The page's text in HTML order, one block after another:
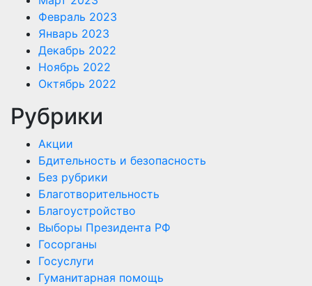
Февраль 2023
Январь 2023
Декабрь 2022
Ноябрь 2022
Октябрь 2022
Рубрики
Акции
Бдительность и безопасность
Без рубрики
Благотворительность
Благоустройство
Выборы Президента РФ
Госорганы
Госуслуги
Гуманитарная помощь